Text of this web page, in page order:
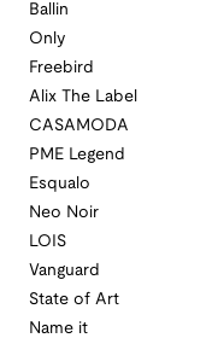
Ballin
Only
Freebird
Alix The Label
CASAMODA
PME Legend
Esqualo
Neo Noir
LOIS
Vanguard
State of Art
Name it